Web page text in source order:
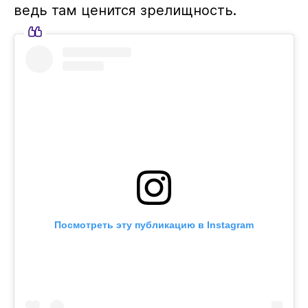
ведь там ценится зрелищность.
Посмотреть эту публикацию в Instagram